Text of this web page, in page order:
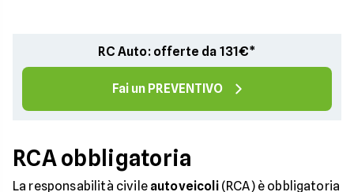
RC Auto: offerte da 131€*
Fai un PREVENTIVO
RCA obbligatoria
La responsabilità civile autoveicoli(RCA) è obbligatoria